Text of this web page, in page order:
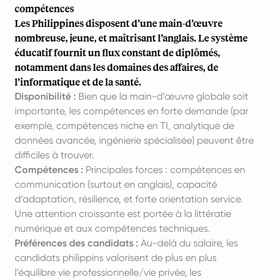
compétences
Les Philippines disposent d’une main-d’œuvre
nombreuse, jeune, et maîtrisant l’anglais. Le système
éducatif fournit un flux constant de diplômés,
notamment dans les domaines des affaires, de
l’informatique et de la santé.
Disponibilité : Bien que la main-d’œuvre globale soit
importante, les compétences en forte demande (par
exemple, compétences niche en TI, analytique de
données avancée, ingénierie spécialisée) peuvent être
difficiles à trouver.
Compétences : Principales forces : compétences en
communication (surtout en anglais), capacité
d’adaptation, résilience, et forte orientation service.
Une attention croissante est portée à la littératie
numérique et aux compétences techniques.
Préférences des candidats : Au-delà du salaire, les
candidats philippins valorisent de plus en plus
l’équilibre vie professionnelle/vie privée, les